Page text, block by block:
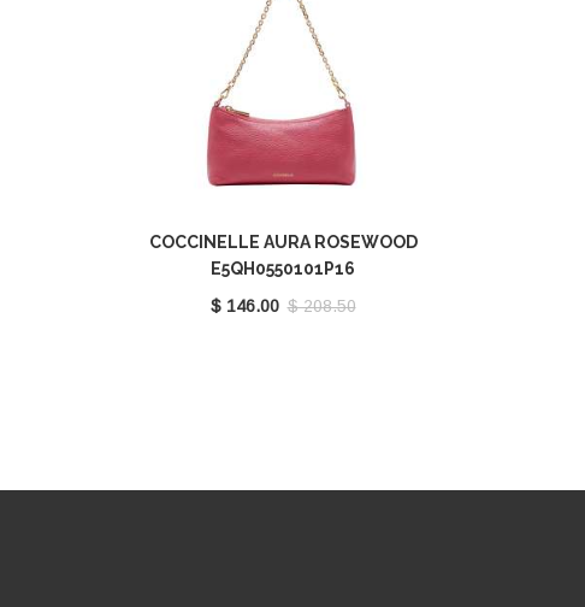
COCCINELLE AURA ROSEWOOD
E5QH0550101P16
$ 146.00 $ 208.50